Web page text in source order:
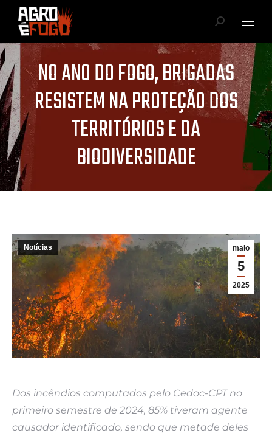
NO ANO DO FOGO, BRIGADAS
RESISTEM NA PROTEÇÃO DOS
TERRITÓRIOS E DA
BIODIVERSIDADE
maio
5
2025
Notícias
Dos incêndios computados pelo Cedoc-CPT no
primeiro semestre de 2024, 85% tiveram agente
causador identificado, sendo que metade deles